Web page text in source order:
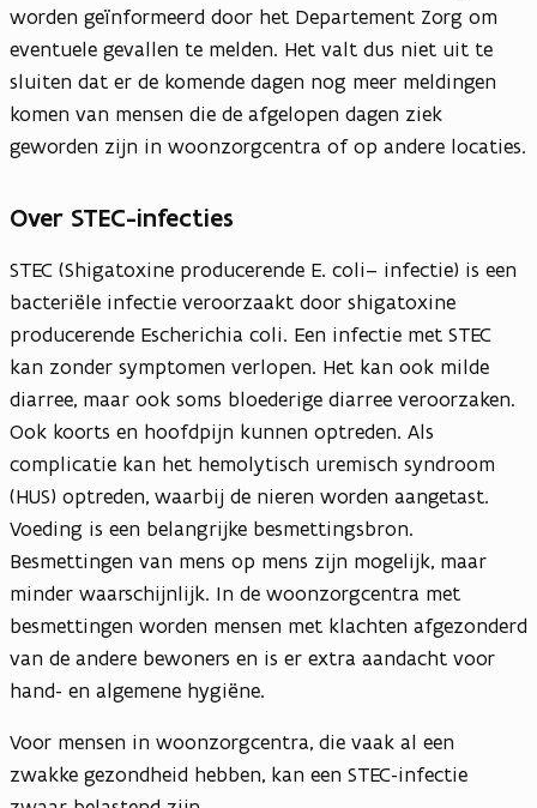
worden geïnformeerd door het Departement Zorg om
eventuele gevallen te melden. Het valt dus niet uit te
sluiten dat er de komende dagen nog meer meldingen
komen van mensen die de afgelopen dagen ziek
geworden zijn in woonzorgcentra of op andere locaties.
Over STEC-infecties
STEC (Shigatoxine producerende E. coli– infectie) is een
bacteriële infectie veroorzaakt door shigatoxine
producerende Escherichia coli. Een infectie met STEC
kan zonder symptomen verlopen. Het kan ook milde
diarree, maar ook soms bloederige diarree veroorzaken.
Ook koorts en hoofdpijn kunnen optreden. Als
complicatie kan het hemolytisch uremisch syndroom
(HUS) optreden, waarbij de nieren worden aangetast.
Voeding is een belangrijke besmettingsbron.
Besmettingen van mens op mens zijn mogelijk, maar
minder waarschijnlijk. In de woonzorgcentra met
besmettingen worden mensen met klachten afgezonderd
van de andere bewoners en is er extra aandacht voor
hand- en algemene hygiëne.
Voor mensen in woonzorgcentra, die vaak al een
zwakke gezondheid hebben, kan een STEC-infectie